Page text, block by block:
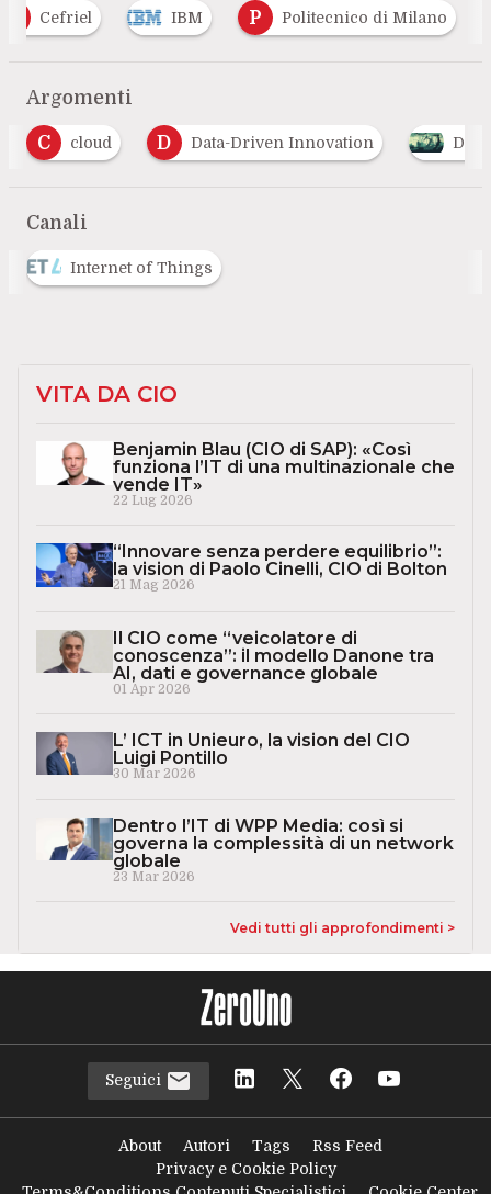
Cefriel IBM P Politecnico di Milano
Argomenti
D Data-Driven Innovation Digital
Canali
Internet of Things
VITA DA CIO
Benjamin Blau (CIO di SAP): «Così
funziona l’IT di una multinazionale che
vende IT»
22 Lug 2026
“Innovare senza perdere equilibrio”:
la vision di Paolo Cinelli, CIO di Bolton
21 Mag 2026
Il CIO come “veicolatore di
conoscenza”: il modello Danone tra
AI, dati e governance globale
01 Apr 2026
L’ ICT in Unieuro, la vision del CIO
Luigi Pontillo
30 Mar 2026
Dentro l’IT di WPP Media: così si
governa la complessità di un network
globale
23 Mar 2026
Vedi tutti gli approfondimenti >
Seguici
About Autori Tags
Rss Feed
Privacy e Cookie Policy